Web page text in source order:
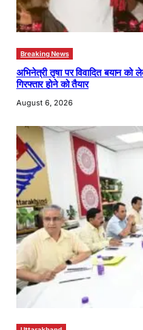
Breaking News
अभिनेत्री तृषा पर विवादित बयान को
गिरफ्तार होने को तैयार
August 6, 2026